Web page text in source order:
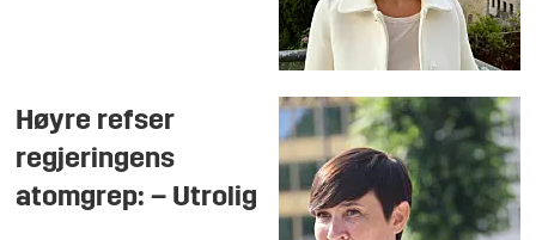
Høyre refser
regjeringens
atomgrep: – Utrolig